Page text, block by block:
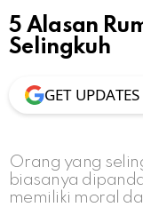
5 Alasan
Selingkuh
GET
Orang yang
biasanya
memiliki moral